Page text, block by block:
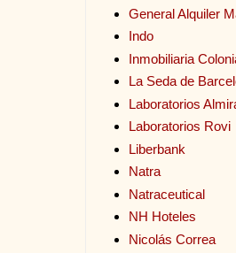
General Alquiler
Indo
Inmobiliaria
La Seda de
Laboratorios
Laboratorios Rovi
Liberbank
Natra
Natraceutical
NH Hoteles
Nicolás Correa